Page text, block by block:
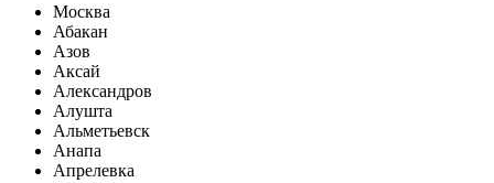
Москва
Абакан
Азов
Аксай
Александров
Алушта
Альметьевск
Анапа
Апрелевка